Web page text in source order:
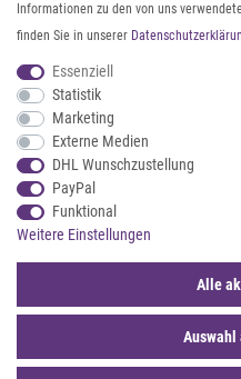
Twitter
Youtube
Threads
ZAHLUNG & VERSAND
Informationen zu den von uns
finden Sie in unserer
Essenziell
Statistik
Marketing
Externe Medien
DHL Wunschzustellung
PayPal
Funktional
Weitere Einstellungen
Auswahl
Alle
© 2026 styleBREAKER | Alle
*Sternchentexte